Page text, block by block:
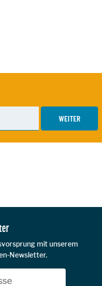
WEITER
mit unserem
Newsletter.